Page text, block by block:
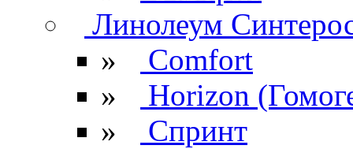
Линолеум
»
Comfort
»
Horizon
»
Спринт